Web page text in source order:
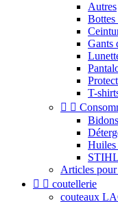
Autres
Bottes
Gants
T-
 
Huiles
Articles pour
  coutellerie
couteaux